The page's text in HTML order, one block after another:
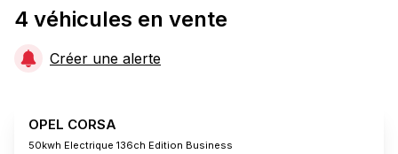
4 véhicules en vente
Créer une alerte
OPEL CORSA
50kwh Electrique 136ch Edition Business